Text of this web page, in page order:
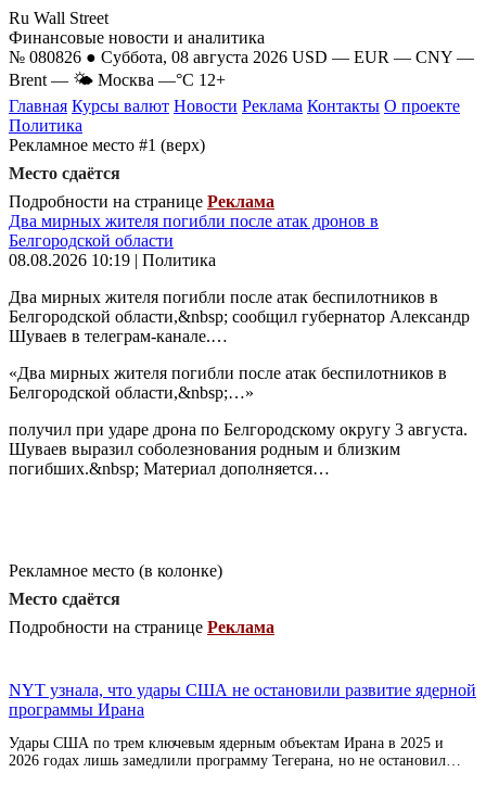
Ru Wall Street
Финансовые новости и аналитика
№ 080826 ● Суббота, 08 августа 2026 USD — EUR — CNY —
Brent — 🌤 Москва —°C 12+
Главная Курсы валют Новости Реклама Контакты О проекте
Политика
Рекламное место #1 (верх)
Место сдаётся
Подробности на странице Реклама
Два мирных жителя погибли после атак дронов в
Белгородской области
08.08.2026 10:19 | Политика
Два мирных жителя погибли после атак беспилотников в
Белгородской области,&nbsp; сообщил губернатор Александр
Шуваев в телеграм-канале.…
«Два мирных жителя погибли после атак беспилотников в
Белгородской области,&nbsp;…»
получил при ударе дрона по Белгородскому округу 3 августа.
Шуваев выразил соболезнования родным и близким
погибших.&nbsp; Материал дополняется…
Рекламное место (в колонке)
Место сдаётся
Подробности на странице Реклама
NYT узнала, что удары США не остановили развитие ядерной
программы Ирана
Удары США по трем ключевым ядерным объектам Ирана в 2025 и
2026 годах лишь замедлили программу Тегерана, но не остановил…